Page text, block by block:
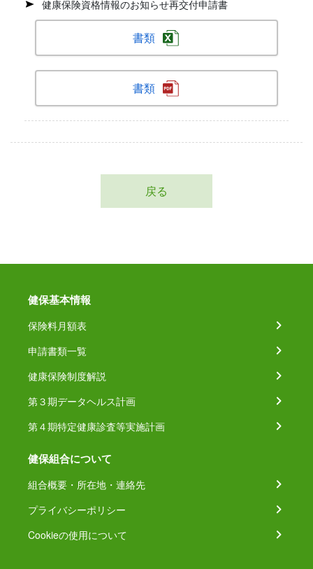
健康保険資格情報のお知らせ再交付申請書
書類
書類
戻る
健保基本情報
保険料月額表
申請書類一覧
健康保険制度解説
第３期データヘルス計画
第４期特定健康診査等実施計画
健保組合について
組合概要・所在地・連絡先
プライバシーポリシー
Cookieの使用について